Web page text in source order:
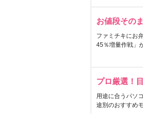
お値段その
ファミチキにお
45％増量作戦」
プロ厳選！
用途に合うパソ
途別のおすすめ